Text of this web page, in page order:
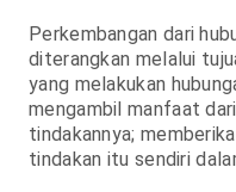
Perkembangan dari
diterangkan melalui
yang melakukan
mengambil manfaat
tindakannya;
tindakan itu sendiri